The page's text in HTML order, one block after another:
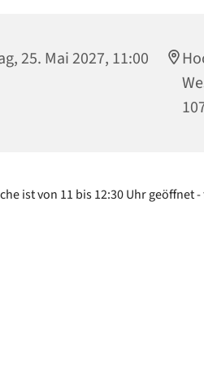
25. Mai 2027, 11:00
ist von 11 bis 12:30 Uhr geöffnet